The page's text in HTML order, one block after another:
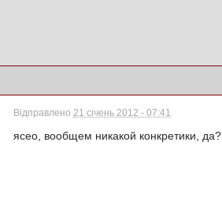
Відправлено21 січень 2012 - 07:41
ясео, вообщем никакой конкретики, да?